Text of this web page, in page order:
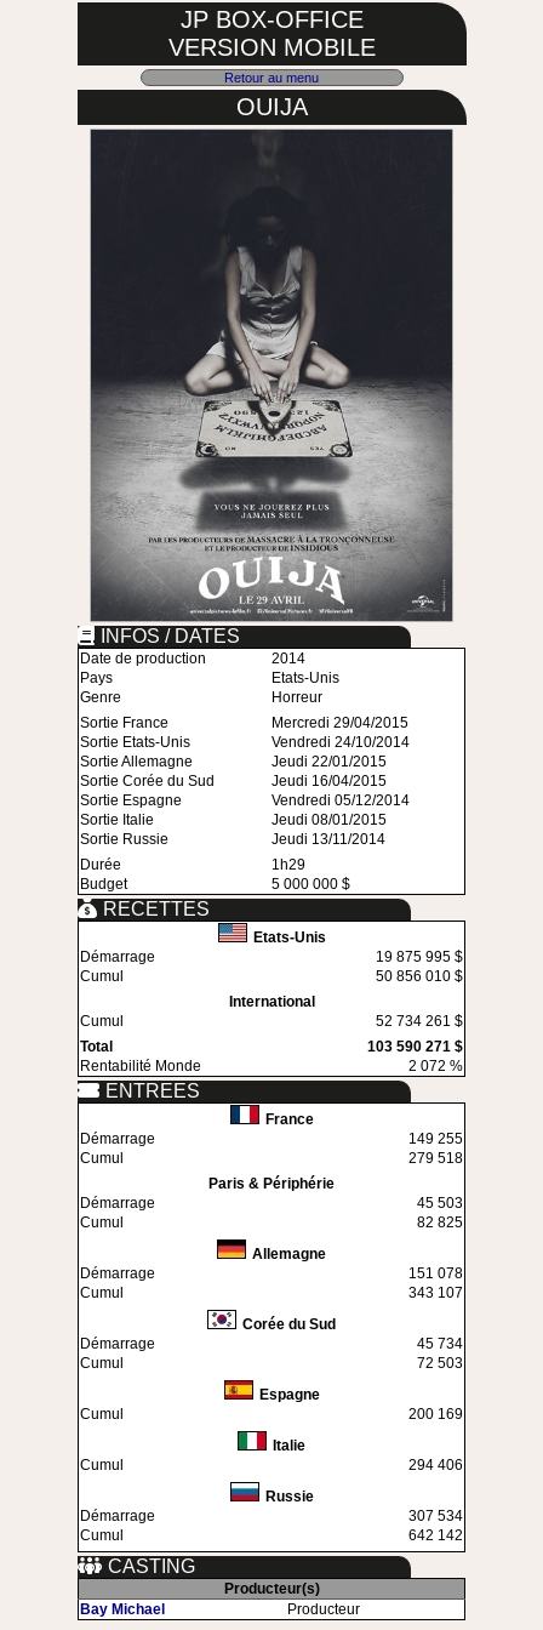
JP BOX-OFFICE
VERSION MOBILE
Retour au menu
OUIJA
INFOS / DATES
Date de production
2014
Pays
Etats-Unis
Genre
Horreur
Sortie France
Mercredi 29/04/2015
Sortie Etats-Unis
Vendredi 24/10/2014
Sortie Allemagne
Jeudi 22/01/2015
Sortie Corée du Sud
Jeudi 16/04/2015
Sortie Espagne
Vendredi 05/12/2014
Sortie Italie
Jeudi 08/01/2015
Sortie Russie
Jeudi 13/11/2014
Durée
1h29
Budget
5 000 000 $
RECETTES
Etats-Unis
Démarrage
19 875 995 $
Cumul
50 856 010 $
International
Cumul
52 734 261 $
Total
103 590 271 $
Rentabilité Monde
2 072 %
ENTREES
France
Démarrage
149 255
Cumul
279 518
Paris & Périphérie
Démarrage
45 503
Cumul
82 825
Allemagne
Démarrage
151 078
Cumul
343 107
Corée du Sud
Démarrage
45 734
Cumul
72 503
Espagne
Cumul
200 169
Italie
Cumul
294 406
Russie
Démarrage
307 534
Cumul
642 142
CASTING
Producteur(s)
Bay Michael
Producteur